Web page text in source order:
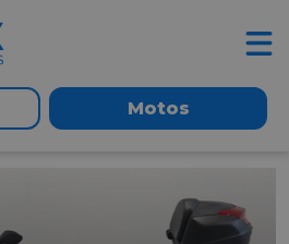
Motos